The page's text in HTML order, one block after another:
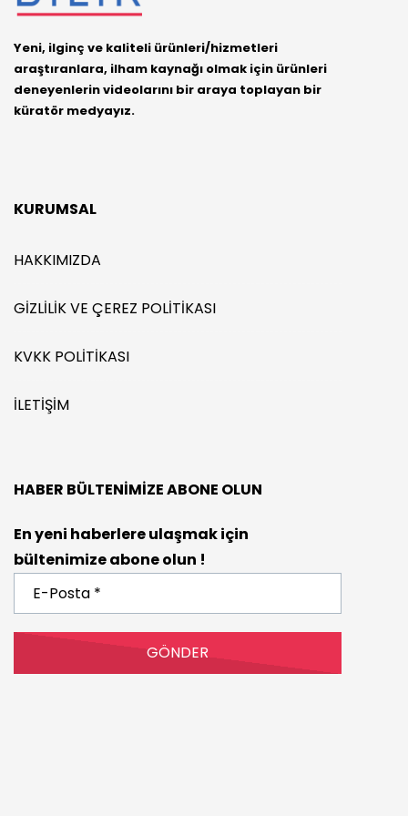
Yeni, ilginç ve kaliteli ürünleri/hizmetleri
araştıranlara, ilham kaynağı olmak için ürünleri
deneyenlerin videolarını bir araya toplayan bir
küratör medyayız.
KURUMSAL
HAKKIMIZDA
GIZLILIK VE ÇEREZ POLITIKASI
KVKK POLITIKASI
İLETIŞIM
HABER BÜLTENIMIZE ABONE OLUN
En yeni haberlere ulaşmak için
bültenimize abone olun !
Posta
*